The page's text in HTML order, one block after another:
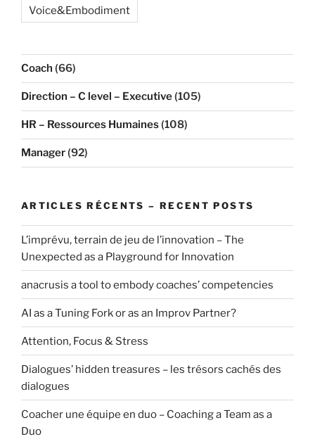
Voice&Embodiment
Coach (66)
Direction – C level – Executive(105)
HR – Ressources Humaines(108)
Manager(92)
ARTICLES RÉCENTS – RECENT POSTS
L’imprévu, terrain de jeu de l’innovation – The
Unexpected as a Playground for Innovation
anacrusis a tool to embody coaches’ competencies
AI as a Tuning Fork or as an Improv Partner?
Attention, Focus & Stress
Dialogues’ hidden treasures – les trésors cachés des
dialogues
Coacher une équipe en duo – Coaching a Team as a
Duo